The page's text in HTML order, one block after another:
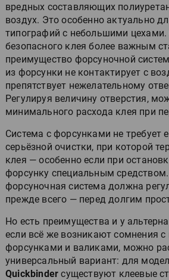
вредных составляющих
воздух. Это особенно актуально
типографий с небольшими
безопасного клея более важным
преимущество форсуночной
из форсунки не контактирует с
препятствует нежелательному
Регулируя величину отверстия,
минимального расхода клея при
Система с форсунками не требует
серьёзной очистки, при которой
клея — особенно если при
форсунку специальным средством.
форсуночная система должна
прежде всего — перед долгим
Но есть преимущества и у
если всё же возникают сомнения
форсунками и валиками, можно
универсальный вариант: для
Quickbinder существуют клеевые